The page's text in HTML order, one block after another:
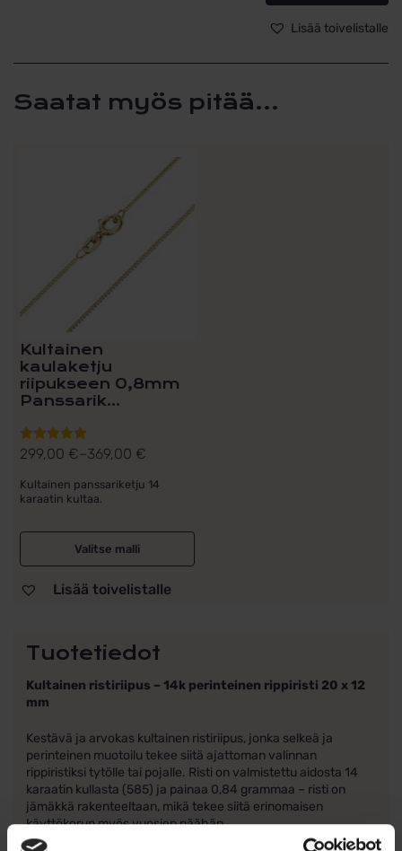
Lisää toivelistalle
Tuotetiedot
Kultainen ristiriipus – 14k perinteinen rippiristi 20 x 12
mm
Kestävä ja arvokas kultainen ristiriipus, jonka selkeä ja
perinteinen muotoilu tekee siitä ajattoman valinnan
rippiristiksi tytölle tai pojalle. Risti on valmistettu aidosta 14
karaatin kullasta (585) ja painaa 0,84 grammaa – risti on
jämäkkä rakenteeltaan, mikä tekee siitä erinomaisen
käyttökorun myös vuosien päähän.
Saatat myös pitää...
Kultainen
kaulaketju
riipukseen 0,8mm
Panssarik...
Arvostelu
5.00/ 5
299,00 €–369,00 €
Hintaluokka:
299,00 €
-
369,00 €
Kultainen panssariketju 14
karaatin kultaa.
Valitse malli
valinnat
tuotteen
sivulla.
Lisää toivelistalle